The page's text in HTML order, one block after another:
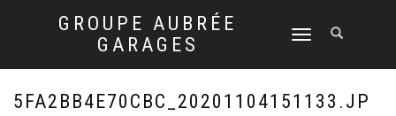
GROUPE AUBRÉE
GARAGES
DÉPLIER
NAVIGATION
5FA2BB4E70CBC_20201104151133.JP